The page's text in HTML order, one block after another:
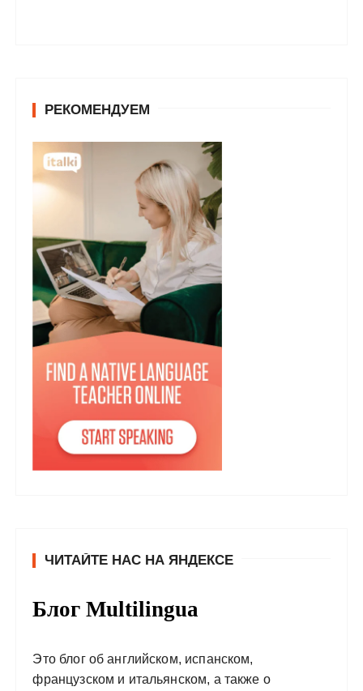
РЕКОМЕНДУЕМ
ЧИТАЙТЕ НАС НА ЯНДЕКСЕ
Блог Multilingua
Это блог об английском, испанском,
французском и итальянском, а также о